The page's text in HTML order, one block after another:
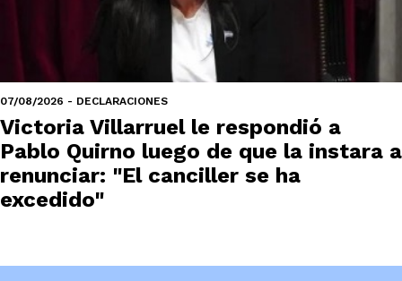
07/08/2026 - DECLARACIONES
Victoria Villarruel le respondió a
Pablo Quirno luego de que la instara a
renunciar: "El canciller se ha
excedido"